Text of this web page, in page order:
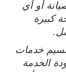
أو أي
كبيرة
خدمات
الخدمة